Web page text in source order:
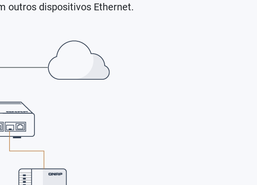
outros dispositivos Ethernet.